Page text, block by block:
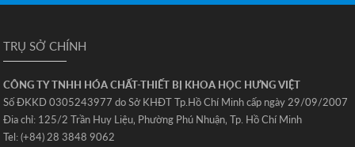
TRỤ SỞ CHÍNH
CÔNG TY TNHH HÓA CHẤT-THIẾT BỊ KHOA HỌC HƯNG VIỆT
Số ĐKKD 0305243977 do Sở KHĐT Tp.Hồ Chí Minh cấp ngày 29/09/2007
Đia chỉ: 125/2 Trần Huy Liệu‚ Phường Phú Nhuận‚ Tp. Hồ Chí Minh
Tel: (+84) 28 3848 9062